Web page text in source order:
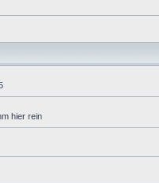
hier rein